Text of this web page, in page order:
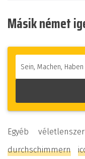
Másik német
Egyéb
durchschimmern